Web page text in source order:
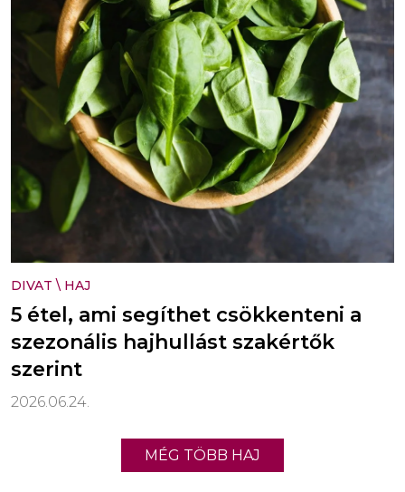
DIVAT \ HAJ
5 étel, ami segíthet csökkenteni a
szezonális hajhullást szakértők
szerint
2026.06.24.
MÉG TÖBB HAJ